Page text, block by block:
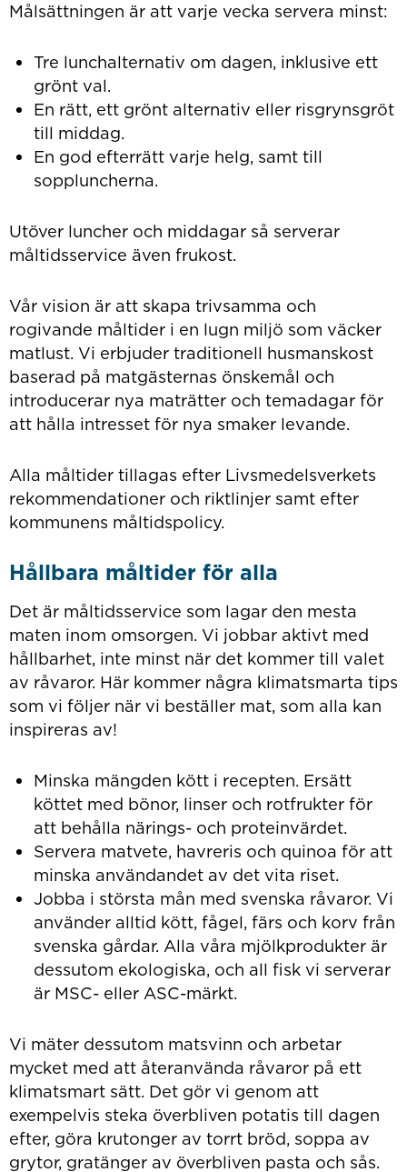
Målsättningen är att varje vecka servera minst:
Tre lunchalternativ om dagen, inklusive ett
grönt val.
En rätt, ett grönt alternativ eller risgrynsgröt
till middag.
En god efterrätt varje helg, samt till
soppluncherna.
Utöver luncher och middagar så serverar
måltidsservice även frukost.
Vår vision är att skapa trivsamma och
rogivande måltider i en lugn miljö som väcker
matlust. Vi erbjuder traditionell husmanskost
baserad på matgästernas önskemål och
introducerar nya maträtter och temadagar för
att hålla intresset för nya smaker levande.
Alla måltider tillagas efter Livsmedelsverkets
rekommendationer och riktlinjer samt efter
kommunens måltidspolicy.
Hållbara måltider för alla
Det är måltidsservice som lagar den mesta
maten inom omsorgen. Vi jobbar aktivt med
hållbarhet, inte minst när det kommer till valet
av råvaror. Här kommer några klimatsmarta tips
som vi följer när vi beställer mat, som alla kan
inspireras av!
Minska mängden kött i recepten. Ersätt
köttet med bönor, linser och rotfrukter för
att behålla närings- och proteinvärdet.
Servera matvete, havreris och quinoa för att
minska användandet av det vita riset.
Jobba i största mån med svenska råvaror. Vi
använder alltid kött, fågel, färs och korv från
svenska gårdar. Alla våra mjölkprodukter är
dessutom ekologiska, och all fisk vi serverar
är MSC- eller ASC-märkt.
Vi mäter dessutom matsvinn och arbetar
mycket med att återanvända råvaror på ett
klimatsmart sätt. Det gör vi genom att
exempelvis steka överbliven potatis till dagen
efter, göra krutonger av torrt bröd, soppa av
grytor, gratänger av överbliven pasta och sås.